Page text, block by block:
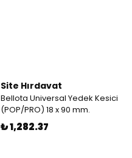
Site Hırdavat
Bellota Universal Yedek Kesici
(POP/PRO) 18 x 90 mm.
₺ 1,282.37